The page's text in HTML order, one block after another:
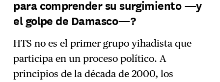
para comprender su surgimiento —y
el golpe de Damasco—?
HTS no es el primer grupo yihadista que
participa en un proceso político. A
principios de la década de 2000, los